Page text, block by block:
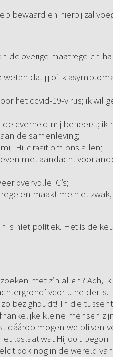
bewaard en hierbij zal
de overige maatregelen
dat jij of ik
het covid-19-virus; ik wil
overheid mij beheerst; ik
de samenleving;
Hij draait om ons allen;
met aandacht voor
overvolle IC’s;
maakt me niet
is niet politiek. Het is de
met z’n allen? Ach,
voor u helder
bezighoudt! In die
kleine mensen
dáárop mogen we blijven
loslaat wat Hij ooit
ook nog in de wereld